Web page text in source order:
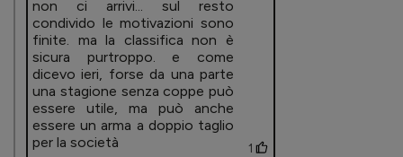
non ci arrivi... sul resto
condivido le motivazioni sono
finite. ma la classifica non è
sicura purtroppo. e come
dicevo ieri, forse da una parte
una stagione senza coppe può
essere utile, ma può anche
essere un arma a doppio taglio
per la società
1